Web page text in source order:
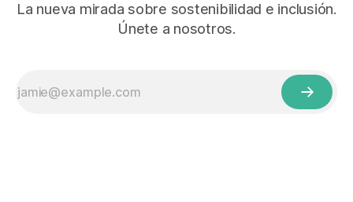
La nueva mirada sobre sostenibilidad e inclusión.
Únete a nosotros.